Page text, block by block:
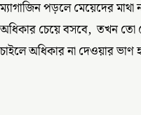
ম্যাগাজিন পড়লে মেয়েদের
অধিকার চেয়ে বসবে, তখন তো
চাইলে অধিকার না দেওয়ার